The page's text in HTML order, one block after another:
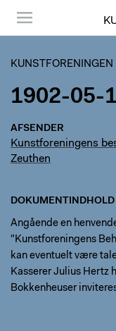
KUNSTFORENINGEN
1902-05-
AFSENDER
Kunstforeningens
Zeuthen
DOKUMENTINDHOLD
Angående en
"Kunstforeningens
kan eventuelt være
Kasserer Julius Hertz
Bokkenheuser